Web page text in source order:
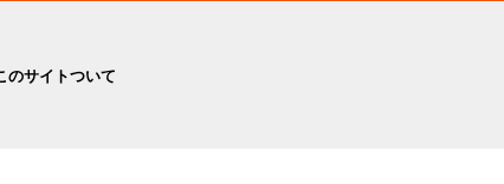
のサイトついて